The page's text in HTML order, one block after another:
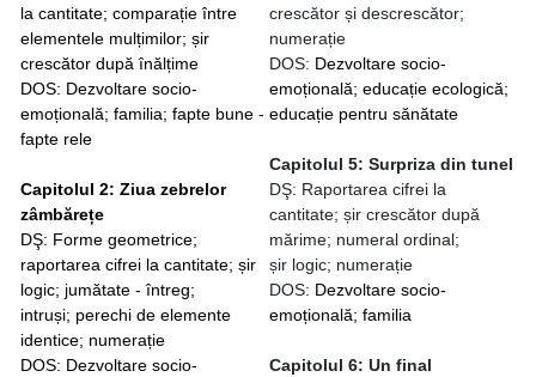
la cantitate; comparație între
elementele mulțimilor; șir
crescător după înălțime
DOS: Dezvoltare socio-
emoțională; familia; fapte bune -
fapte rele
Capitolul 2: Ziua zebrelor
zâmbărețe
DŞ: Forme geometrice;
raportarea cifrei la cantitate; șir
logic; jumătate - întreg;
intruși; perechi de elemente
identice; numerație
DOS: Dezvoltare socio-
crescător și descrescător;
numerație
DOS: Dezvoltare socio-
emoțională; educație ecologică;
educație pentru sănătate
Capitolul 5: Surpriza din tunel
DŞ: Raportarea cifrei la
cantitate; șir crescător după
mărime; numeral ordinal;
șir logic; numerație
DOS: Dezvoltare socio-
emoțională; familia
Capitolul 6: Un final